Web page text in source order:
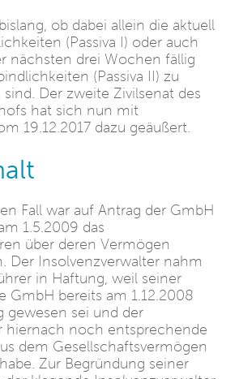
ob dabei allein die aktuell
(Passiva I) oder auch
nächsten drei Wochen fällig
(Passiva II) zu
Der zweite Zivilsenat des
hat sich nun mit
19.12.2017 dazu geäußert.
Fall war auf Antrag der GmbH
1.5.2009 das
über deren Vermögen
Der Insolvenzverwalter nahm
in Haftung, weil seiner
GmbH bereits am 1.12.2008
gewesen sei und der
hiernach noch entsprechende
dem Gesellschaftsvermögen
Zur Begründung seiner